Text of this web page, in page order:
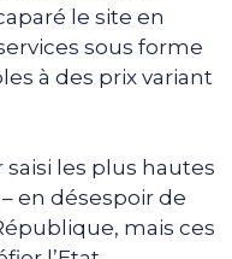
le site en
sous forme
à des prix variant
les plus hautes
en désespoir de
mais ces